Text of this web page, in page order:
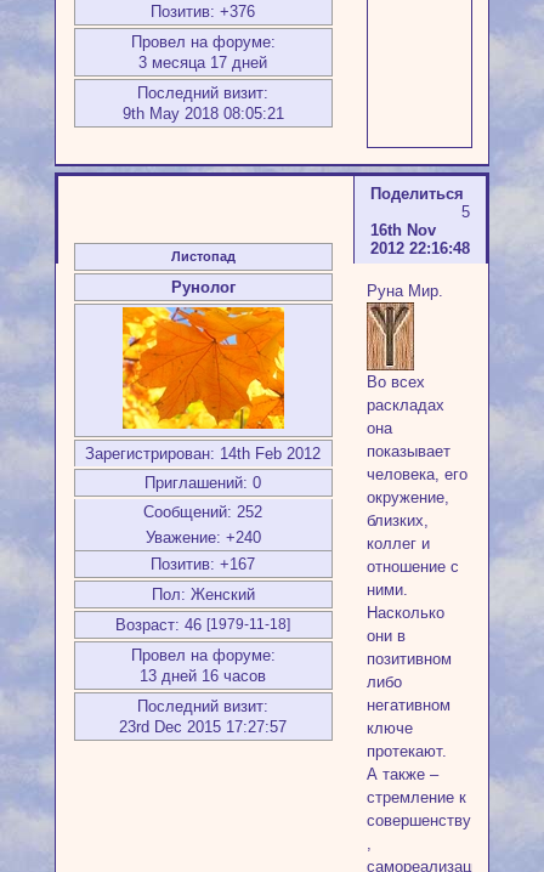
Позитив: +376
Провел на форуме:
3 месяца 17 дней
Последний визит:
9th May 2018 08:05:21
Поделиться
5
16th Nov
2012 22:16:48
Листопад
Рунолог
Зарегистрирован: 14th Feb 2012
Приглашений: 0
Сообщений: 252
Уважение: +240
Позитив: +167
Пол: Женский
Возраст: 46 [1979-11-18]
Провел на форуме:
13 дней 16 часов
Последний визит:
23rd Dec 2015 17:27:57
Руна Мир.
Во всех
раскладах
она
показывает
человека, его
окружение,
близких,
коллег и
отношение с
ними.
Насколько
они в
позитивном
либо
негативном
ключе
протекают.
А также –
стремление к
совершенству
,
самореализации,